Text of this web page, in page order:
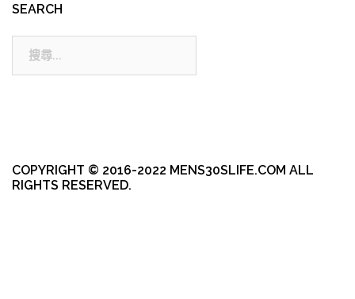
SEARCH
COPYRIGHT © 2016-2022 MENS30SLIFE.COM ALL
RIGHTS RESERVED.